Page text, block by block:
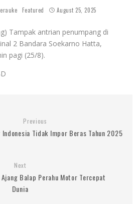
Featured August 25, 2025
Tampak antrian penumpang di
2 Bandara Soekarno Hatta,
pagi (25/8).
Previous
Tidak Impor Beras Tahun 2025
Next
Balap Perahu Motor Tercepat
Dunia